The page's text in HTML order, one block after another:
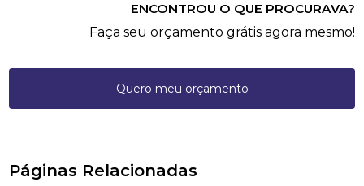
ENCONTROU O QUE PROCURAVA?
Faça seu orçamento grátis agora mesmo!
Quero meu orçamento
Páginas Relacionadas